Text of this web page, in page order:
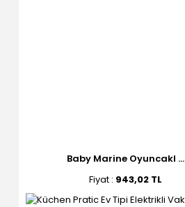
Baby Marine Oyuncakl ...
Fiyat : 943,02 TL